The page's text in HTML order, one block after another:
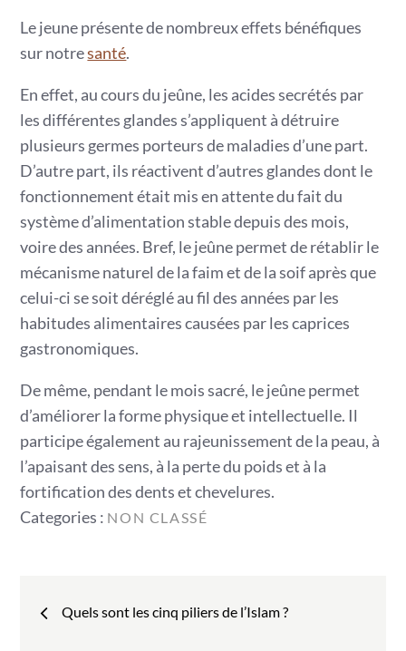
Le jeune présente de nombreux effets bénéfiques
sur notresanté.
En effet, au cours du jeûne, les acides secrétés par
les différentes glandes s’appliquent à détruire
plusieurs germes porteurs de maladies d’une part.
D’autre part, ils réactivent d’autres glandes dont le
fonctionnement était mis en attente du fait du
système d’alimentation stable depuis des mois,
voire des années. Bref, le jeûne permet de rétablir le
mécanisme naturel de la faim et de la soif après que
celui-ci se soit déréglé au fil des années par les
habitudes alimentaires causées par les caprices
gastronomiques.
De même, pendant le mois sacré, le jeûne permet
d’améliorer la forme physique et intellectuelle. Il
participe également au rajeunissement de la peau, à
l’apaisant des sens, à la perte du poids et à la
fortification des dents et chevelures.
Categories
Categories : NON CLASSÉ
Navigation
Quels sont les cinq piliers de l’Islam ?